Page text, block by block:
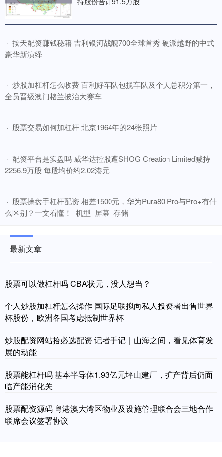
· ​按天配资赚钱秘籍 吉利银河战舰700全球首秀 硬派越野的中式
豪华新演绎
· ​炒股加杠杆怎么收费 百利好车队包揽车队及个人总积分第一，
全员晋级澳门格兰披治大赛车
· ​股票交易如何加杠杆 北京1964年的24张照片
· ​配资平台是实盘吗 威华达控股遭SHOG Creation Limited减持
2256.9万股 每股均价约2.02港元
· ​股票操盘手杠杆配资 相差1500元，华为Pura80 Pro与Pro+有什
么区别？一文看懂！_机型_屏幕_存储
最新文章
股票可以做杠杆吗 CBA状元，没人想当？
个人炒股加杠杆怎么操作 国际足联拟向私人投资者出售世界
杯股份，欧洲各国考虑抵制世界杯
炒股配资网站拾必选配资 记者手记｜山海之间，看见体育发
展的动能
股票能杠杆吗 基本半导体1.93亿元坪山建厂，扩产背后仍面
临产能消化关
股票配资源码 粤港澳大湾区物业及设施管理联合会三地合作
联席会议签署协议